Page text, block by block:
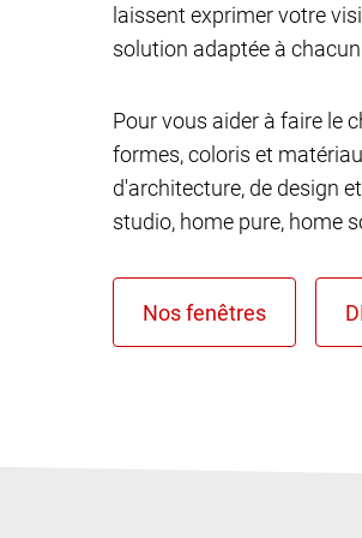
laissent exprimer votre
solution adaptée à
Pour vous aider à faire le
formes, coloris et
d'architecture, de design
studio, home pure, home